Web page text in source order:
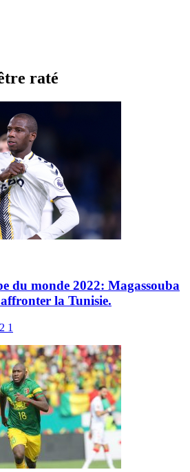
raté
du monde 2022: Magassouba
la Tunisie.
1